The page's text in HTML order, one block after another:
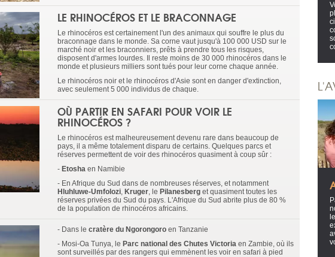
LE RHINOCÉROS ET LE BRACONNAGE
Le rhinocéros est certainement l'un des animaux qui souffre le plus du
braconnage dans le monde. Sa corne vaut jusqu'à 100 000 USD sur le
marché noir et les braconniers, prêts à prendre tous les risques,
disposent d'armes lourdes. Il reste moins de 30 000 rhinocéros dans le
monde et plusieurs milliers sont tués pour leur corne chaque année.
Le rhinocéros noir et le rhinocéros d'Asie sont en danger d'extinction,
avec seulement 5 000 individus de chaque.
OÙ PARTIR EN SAFARI POUR VOIR LE
RHINOCÉROS ?
Le rhinocéros est malheureusement devenu rare dans beaucoup de
pays, il a même totalement disparu de certains. Quelques parcs et
réserves permettent de voir des rhinocéros quasiment à coup sûr :
- Etosha en Namibie
- En Afrique du Sud dans de nombreuses réserves, et notamment
Hluhluwe-Umfolozi, Kruger, le Pilanesberg et quasiment toutes les
réserves privées du Sud du pays. L'Afrique du Sud abrite plus de 80 %
de la population de rhinocéros africains.
- Dans le cratère du Ngorongoro en Tanzanie
- Mosi-Oa Tunya, le Parc national des Chutes Victoria en Zambie, où ils
sont surveillés par des rangers qui emmènent les voir en safari à pied